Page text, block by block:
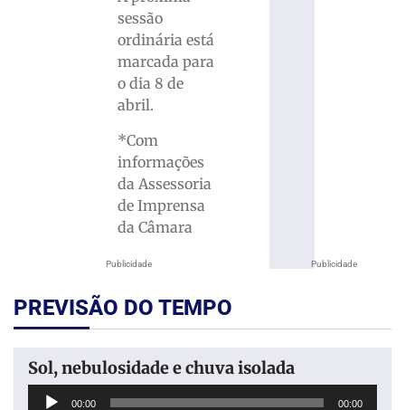
Publicidade
sessão
ordinária está
marcada para
o dia 8 de
abril.
*Com
informações
da Assessoria
de Imprensa
da Câmara
Publicidade
PREVISÃO DO TEMPO
Sol, nebulosidade e chuva isolada
Tocador
00:00 00:00